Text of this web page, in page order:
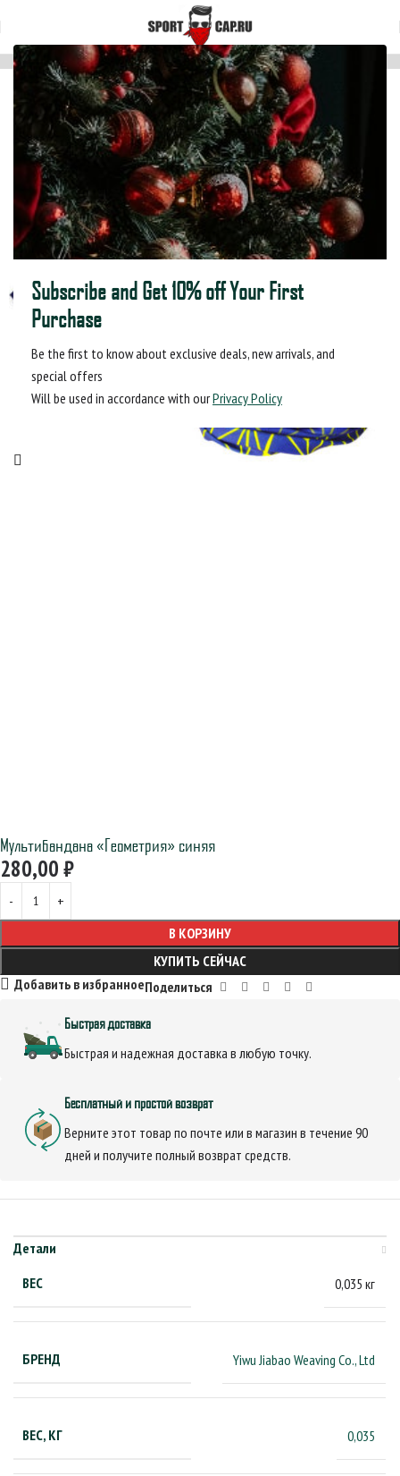
Subscribe and Get 10% off Your First
Purchase
Be the first to know about exclusive deals, new arrivals, and
special offers
Will be used in accordance with ourPrivacy Policy
Главная Мультибанданы
Мультибандана «Геометрия» синяя
280,00₽
В КОРЗИНУ
КУПИТЬ СЕЙЧАС
Добавить в избранноеПоделиться
Быстрая доставка
Быстрая и надежная доставка в любую точку.
Бесплатный и простой возврат
Верните этот товар по почте или в магазин в течение 90
дней и получите полный возврат средств.
Детали
ВЕС
0,035 кг
БРЕНД Yiwu Jiabao Weaving Co., Ltd
ВЕС, КГ 0,035